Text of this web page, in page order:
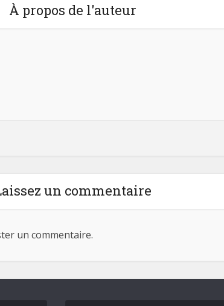
À propos de l'auteur
un commentaire
un commentaire.